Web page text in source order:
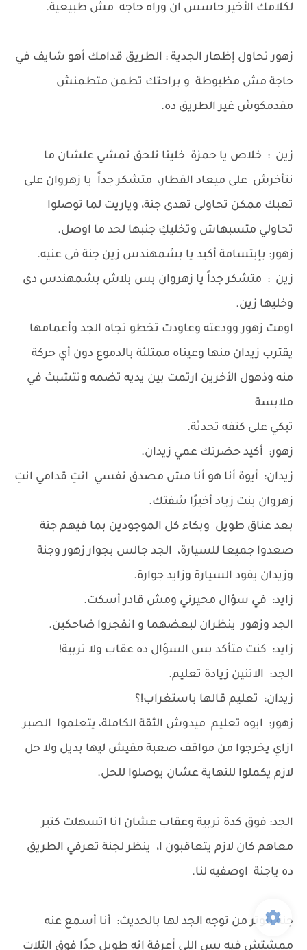
لكلامك الأخير حاسس ان وراه حاجه مش طبيعية.
زهور تحاول إظهار الجدية : الطريق قدامك أهو شايف في
حاجة مش مظبوطة و براحتك تطمن متطمنش
مقدمكوش غير الطريق ده.
زين : خلاص يا حمزة خلينا نلحق نمشي علشان ما
نتأخرش على ميعاد القطار، متشكر جداً يا زهروان على
تعبك ممكن تحاولى تهدى جنة، وياريت لما توصلوا
تحاولي متسبهاش وتخليكِ جنبها لحد ما اوصل.
زهور: بإبتسامة أكيد يا بشمهندس زين جنة فى عنيه.
زين : متشكر جداً يا زهروان بس بلاش بشمهندس دى
وخليها زين.
اومت زهور وودعته وعاودت تخطو تجاه الجد وأعمامها
يقترب زيدان منها وعيناه ممتلئة بالدموع دون أي حركة
منه وذهول الأخرين ارتمت بين يديه تضمه وتتشبث في
ملابسة
تبكي على كتفه تحدثة.
زهور: أكيد حضرتك عمي زيدان.
زيدان: أيوة أنا هو أنا مش مصدق نفسي انتِ قدامي انتِ
زهروان بنت زياد أخيرًا شفتك.
بعد عناق طويل وبكاء كل الموجودين بما فيهم جنة
صعدوا جميعا للسيارة، الجد جالس بجوار زهور وجنة
وزيدان يقود السيارة وزايد جوارة.
زايد: في سؤال محيرني ومش قادر أسكت.
الجد وزهور ينظران لبعضهما و انفجروا ضاحكين.
زايد: كنت متأكد بس السؤال ده عقاب ولا تربية!
الجد: الاتنين زيادة تعليم.
زيدان: تعليم قالها باستغراب!؟
زهور: ايوه تعليم ميدوش الثقة الكاملة، يتعلموا الصبر
ازاي يخرجوا من مواقف صعبة مفيش ليها بديل ولا حل
لازم يكملوا للنهاية عشان يوصلوا للحل.
الجد: فوق كدة تربية وعقاب عشان انا اتسهلت كتير
معاهم كان لازم يتعاقبون ا، ينظر لجنة تعرفي الطريق
ده ياجنة اوصفيه لنا.
جنة بتوتر من توجه الجد لها بالحديث: أنا أسمع عنه
ممشتش فيه بس اللي أعرفة إنه طويل جدًا فوق التلات